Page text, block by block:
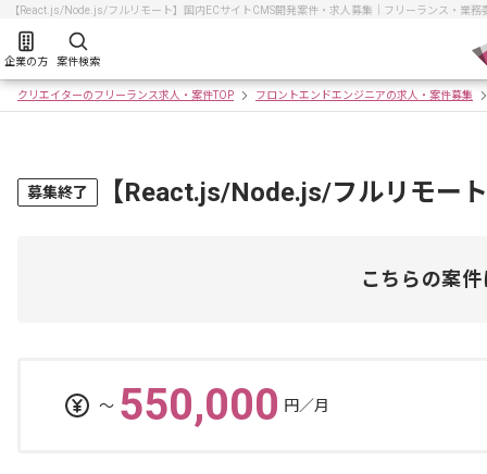
【React.js/Node.js/フルリモート】国内ECサイトCMS開発案件・求人募集｜フリーランス・業
企業の方 案件検索
クリエイターのフリーランス求人・案件TOP フロントエンドエンジニアの求人・案件募集
募集終了 【React.js/Node.js/フルリモー
こちらの案
〜 550,000 円／月